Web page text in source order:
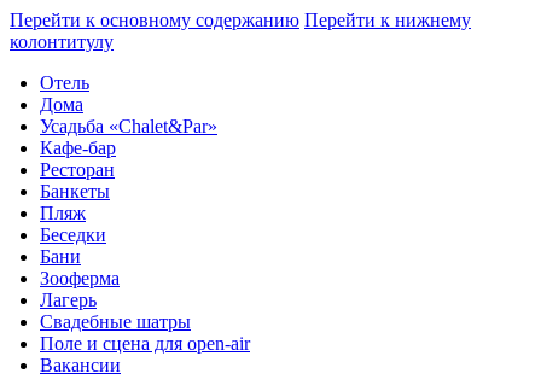
Перейти к основному содержанию Перейти к нижнему
колонтитулу
Отель
Дома
Усадьба «Chalet&Par»
Кафе-бар
Ресторан
Банкеты
Пляж
Беседки
Бани
Зооферма
Лагерь
Свадебные шатры
Поле и сцена для open-air
Вакансии